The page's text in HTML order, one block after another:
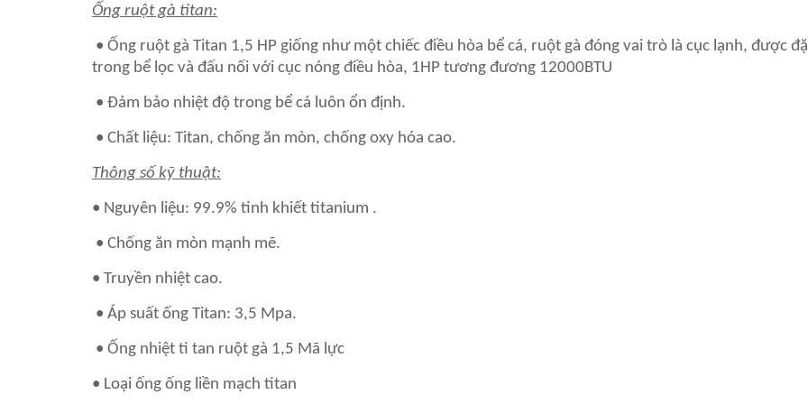
Ống ruột gà titan:
• Ống ruột gà Titan 1,5 HP giống như một chiếc điều hòa bể cá, ruột gà đóng vai trò là cục lạnh, được
trong bể lọc và đấu nối với cục nóng điều hòa, 1HP tương đương 12000BTU
• Đảm bảo nhiệt độ trong bể cá luôn ổn định.
• Chất liệu: Titan, chống ăn mòn, chống oxy hóa cao.
Thông số kỹ thuật:
• Nguyên liệu: 99.9% tinh khiết titanium .
• Chống ăn mòn mạnh mẽ.
• Truyền nhiệt cao.
• Áp suất ống Titan: 3,5 Mpa.
• Ống nhiệt ti tan ruột gà 1,5 Mã lực
• Loại ống ống liền mạch titan